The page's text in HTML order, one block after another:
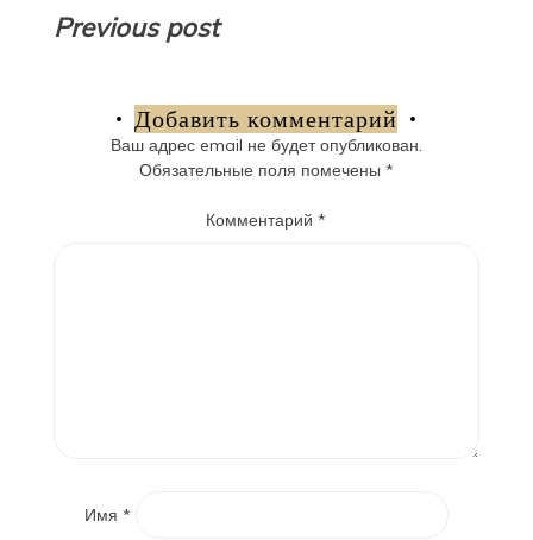
Навигация
записям
Previous post
Добавить комментарий
Ваш адрес email не будет опубликован.
Обязательные поля помечены *
Комментарий*
Имя *